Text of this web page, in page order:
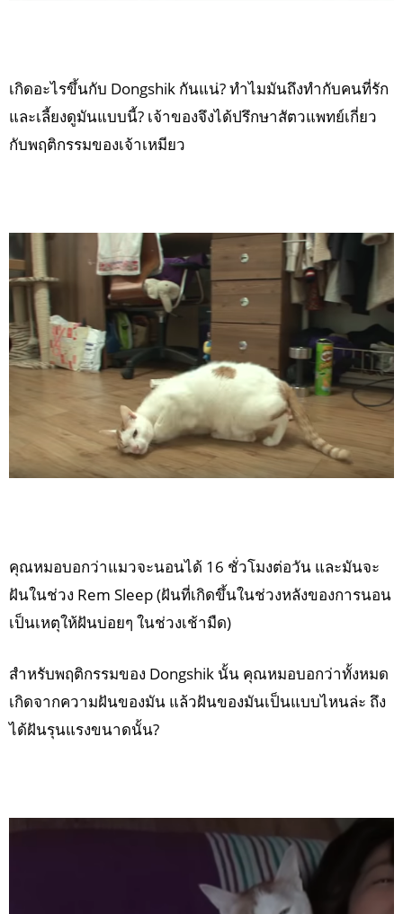
เกิดอะไรขึ้นกับ Dongshik กันแน่? ทำไมมันถึงทำกับคนที่รัก
และเลี้ยงดูมันแบบนี้? เจ้าของจึงได้ปรึกษาสัตวแพทย์เกี่ยว
กับพฤติกรรมของเจ้าเหมียว
คุณหมอบอกว่าแมวจะนอนได้ 16 ชั่วโมงต่อวัน และมันจะ
ฝันในช่วง Rem Sleep (ฝันที่เกิดขึ้นในช่วงหลังของการนอน
เป็นเหตุให้ฝันบ่อยๆ ในช่วงเช้ามืด)
สำหรับพฤติกรรมของ Dongshik นั้น คุณหมอบอกว่าทั้งหมด
เกิดจากความฝันของมัน แล้วฝันของมันเป็นแบบไหนล่ะ ถึง
ได้ฝันรุนแรงขนาดนั้น?